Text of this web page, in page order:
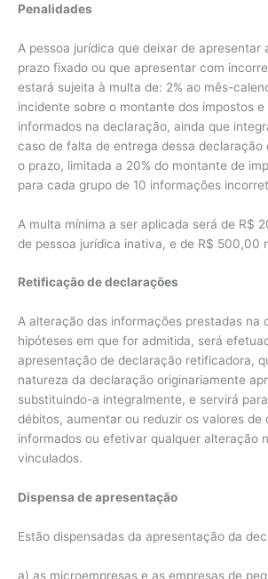
Penalidades
A pessoa jurídica que deixar de apresentar
prazo fixado ou que apresentar com
estará sujeita à multa de: 2% ao mês-
incidente sobre o montante dos impostos
informados na declaração, ainda que
caso de falta de entrega dessa declaração
o prazo, limitada a 20% do montante de
para cada grupo de 10 informações
A multa mínima a ser aplicada será de R$
de pessoa jurídica inativa, e de R$ 500,00
Retificação de declarações
A alteração das informações prestadas na
hipóteses em que for admitida, será
apresentação de declaração retificadora,
natureza da declaração originariamente
substituindo-a integralmente, e servirá
débitos, aumentar ou reduzir os valores de
informados ou efetivar qualquer alteração
vinculados.
Dispensa de apresentação
Estão dispensadas da apresentação da
a) as microempresas e as empresas de